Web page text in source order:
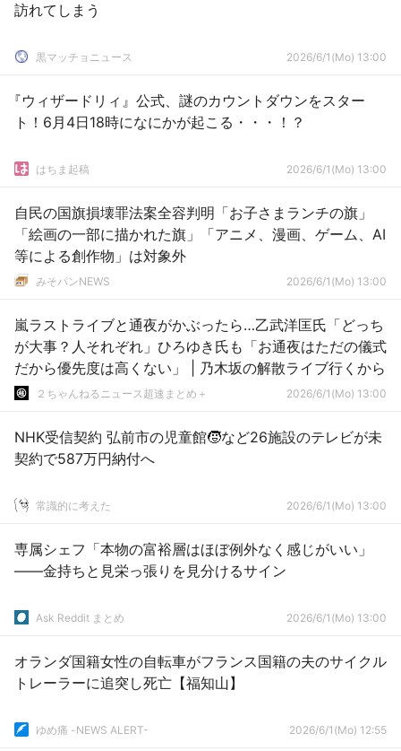
訪れてしまう
黒マッチョニュース 2026/6/1(Mo) 13:00
『ウィザードリィ』公式、謎のカウントダウンをスター
ト！6月4日18時になにかが起こる・・・！？
はちま起稿 2026/6/1(Mo) 13:00
自民の国旗損壊罪法案全容判明「お子さまランチの旗」
「絵画の一部に描かれた旗」「アニメ、漫画、ゲーム、AI
等による創作物」は対象外
みそパンNEWS 2026/6/1(Mo) 13:00
嵐ラストライブと通夜がかぶったら…乙武洋匡氏「どっち
が大事？人それぞれ」ひろゆき氏も「お通夜はただの儀式
だから優先度は高くない」 | 乃木坂の解散ライブ行くから
２ちゃんねるニュース超速まとめ＋ 2026/6/1(Mo) 13:00
NHK受信契約 弘前市の児童館🧒など26施設のテレビが未
契約で587万円納付へ
常識的に考えた 2026/6/1(Mo) 13:00
専属シェフ「本物の富裕層はほぼ例外なく感じがいい」
――金持ちと見栄っ張りを見分けるサイン
Ask Reddit まとめ 2026/6/1(Mo) 13:00
オランダ国籍女性の自転車がフランス国籍の夫のサイクル
トレーラーに追突し死亡【福知山】
ゆめ痛 -NEWS ALERT- 2026/6/1(Mo) 12:55